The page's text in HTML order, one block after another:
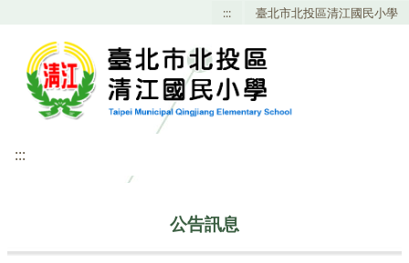
::: 臺北市北投區清江國民小學
:::
公告訊息